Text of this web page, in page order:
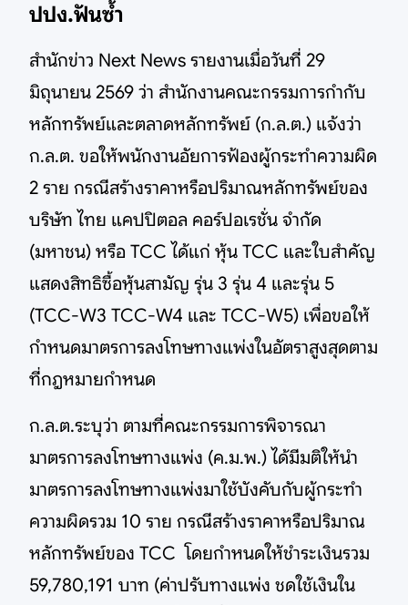
ปปง.ฟันซ้ำ
สำนักข่าว Next News รายงานเมื่อวันที่ 29
มิถุนายน 2569 ว่า สำนักงานคณะกรรมการกำกับ
หลักทรัพย์และตลาดหลักทรัพย์ (ก.ล.ต.) แจ้งว่า
ก.ล.ต. ขอให้พนักงานอัยการฟ้องผู้กระทำความผิด
2 ราย กรณีสร้างราคาหรือปริมาณหลักทรัพย์ของ
บริษัท ไทย แคปปิตอล คอร์ปอเรชั่น จำกัด
(มหาชน) หรือ TCC ได้แก่ หุ้น TCC และใบสำคัญ
แสดงสิทธิซื้อหุ้นสามัญ รุ่น 3 รุ่น 4 และรุ่น 5
(TCC-W3 TCC-W4 และ TCC-W5) เพื่อขอให้
กำหนดมาตรการลงโทษทางแพ่งในอัตราสูงสุดตาม
ที่กฎหมายกำหนด
ก.ล.ต.ระบุว่า ตามที่คณะกรรมการพิจารณา
มาตรการลงโทษทางแพ่ง (ค.ม.พ.) ได้มีมติให้นำ
มาตรการลงโทษทางแพ่งมาใช้บังคับกับผู้กระทำ
ความผิดรวม 10 ราย กรณีสร้างราคาหรือปริมาณ
หลักทรัพย์ของ TCC โดยกำหนดให้ชำระเงินรวม
59,780,191 บาท (ค่าปรับทางแพ่ง ชดใช้เงินใน